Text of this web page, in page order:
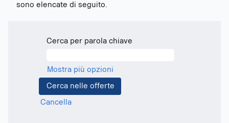
sono elencate di seguito.
Cerca per parola chiave
Mostra più opzioni
Cancella